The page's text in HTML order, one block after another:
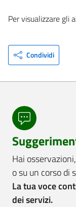
Per visualizzare gli
Condividi
Hai
o su un corso di
La tua voce
dei servizi.